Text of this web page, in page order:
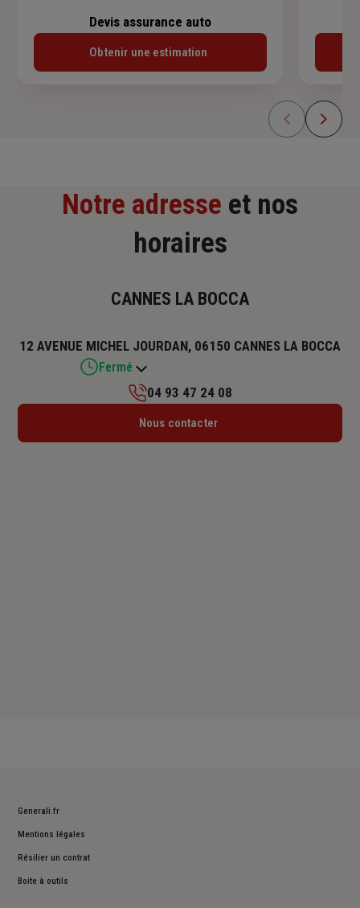
Devis assurance auto
Obtenir une estimation
Notre adresse et nos
horaires
CANNES LA BOCCA
12 AVENUE MICHEL JOURDAN, 06150 CANNES LA BOCCA
Fermé
Lundi : 08h30 – 12h / 14h – 17h30
04 93 47 24 08
Nous contacter
Generali.fr
Mentions légales
Résilier un contrat
Boite à outils